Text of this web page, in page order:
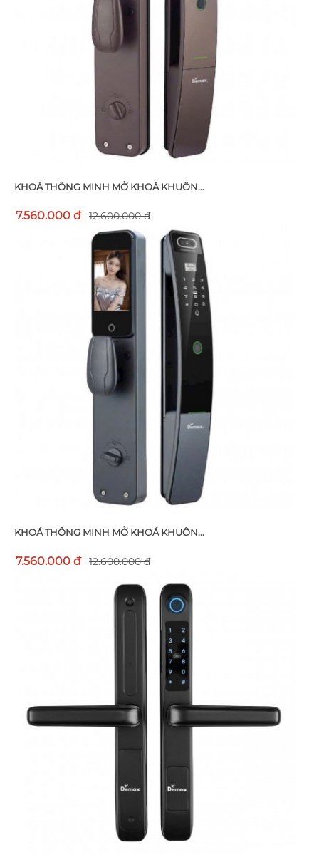
KHOÁ THÔNG MINH MỞ KHOÁ KHUÔN...
7.560.000 đ 12.600.000 đ
KHOÁ THÔNG MINH MỞ KHOÁ KHUÔN...
7.560.000 đ 12.600.000 đ